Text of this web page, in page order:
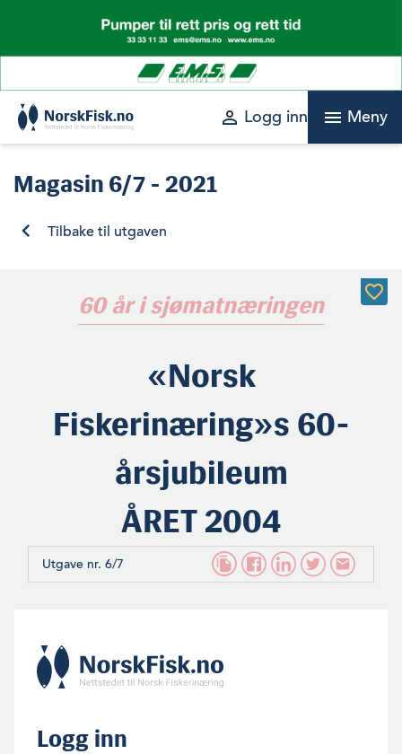
content
perm_identity Logg inn menu Meny
Magasin 6/7 - 2021
Tilbake til utgaven
60 år i sjømatnæringen
«Norsk
Fiskerinæring»s 60-
årsjubileum
ÅRET 2004
Utgave nr. 6/7
Logg inn